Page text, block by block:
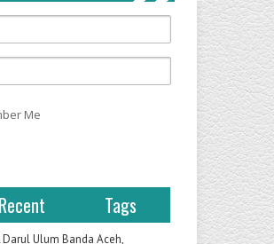
Me
Recent Tags
Darul Ulum Banda Aceh,